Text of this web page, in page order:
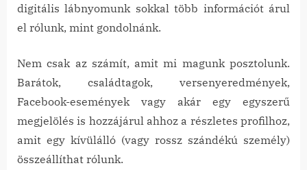
digitális lábnyomunk sokkal több információt árul
el rólunk, mint gondolnánk.
Nem csak az számít, amit mi magunk posztolunk.
Barátok, családtagok, versenyeredmények,
Facebook-események vagy akár egy egyszerű
megjelölés is hozzájárul ahhoz a részletes profilhoz,
amit egy kívülálló (vagy rossz szándékú személy)
összeállíthat rólunk.